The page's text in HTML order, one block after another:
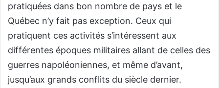
pratiquées dans bon nombre de pays et le
Québec n’y fait pas exception. Ceux qui
pratiquent ces activités s’intéressent aux
différentes époques militaires allant de celles des
guerres napoléoniennes, et même d’avant,
jusqu’aux grands conflits du siècle dernier.